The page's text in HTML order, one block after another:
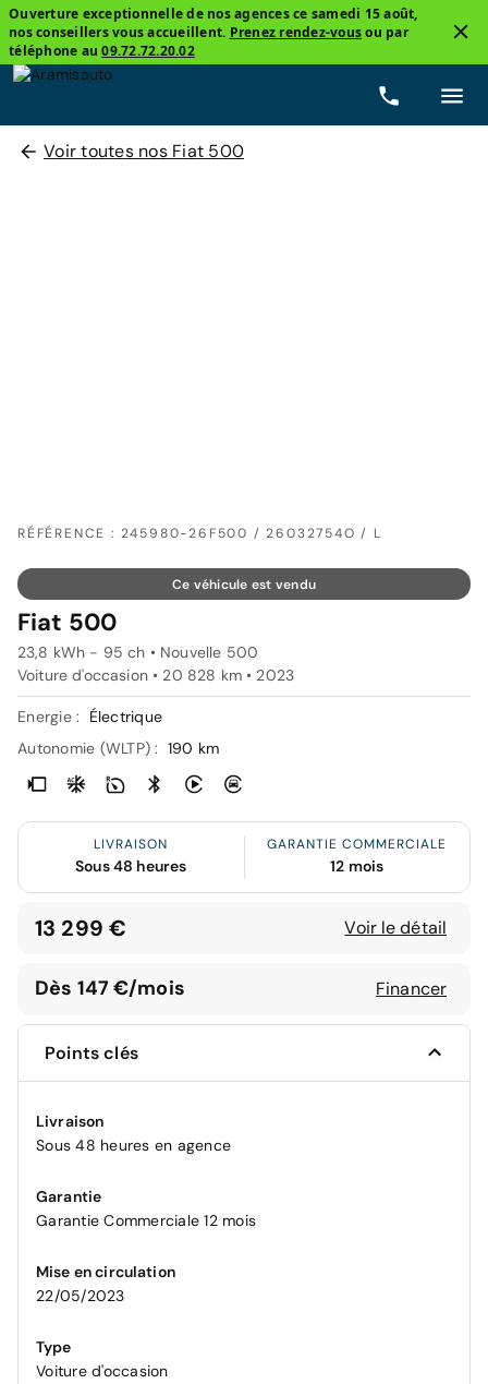
Ouverture exceptionnelle de nos agences ce samedi 15 août,
nos conseillers vous accueillent. Prenez rendez-vousou par
téléphone au09.72.72.20.02
Voir toutes nos Fiat 500
RÉFÉRENCE : 245980-26F500 / 26032754O / L
Ce véhicule est vendu
Fiat 500
23,8 kWh - 95 ch • Nouvelle 500
Voiture d'occasion • 20 828 km • 2023
Energie :
Électrique
Autonomie (WLTP) : 190 km
LIVRAISON
Sous 48 heures
GARANTIE COMMERCIALE
12 mois
13 299 € Voir le détail
Dès 147 €/mois Financer
Points clés
Livraison
Sous 48 heures en agence
Garantie
Garantie Commerciale 12 mois
Mise en circulation
22/05/2023
Type
Voiture d'occasion